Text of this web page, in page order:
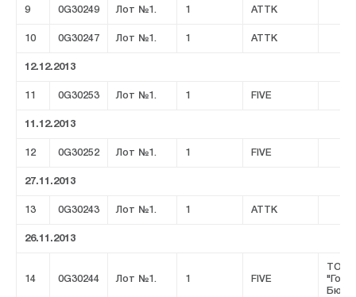
9 0G30249 Лот №1. 1 ATTK
10 0G30247 Лот №1. 1 ATTK
12.12.2013
11 0G30253 Лот №1. 1 FIVE
11.12.2013
12 0G30252 Лот №1. 1 FIVE
27.11.2013
13 0G30243 Лот №1. 1 ATTK
26.11.2013
14 0G30244 Лот №1. 1 FIVE
ТОО